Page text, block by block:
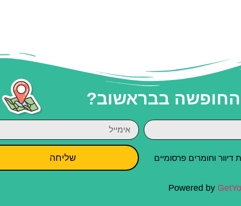
החופשה בבראשוב?
וחומרים פרסומיים שליחה
Powered by